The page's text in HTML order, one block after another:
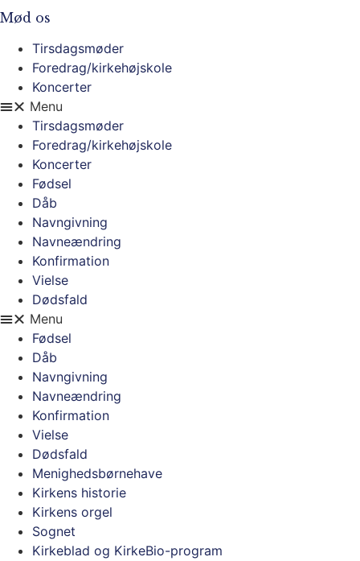
Mød os
Tirsdagsmøder
Foredrag/kirkehøjskole
Koncerter
Menu
Tirsdagsmøder
Foredrag/kirkehøjskole
Koncerter
Fødsel
Dåb
Navngivning
Navneændring
Konfirmation
Vielse
Dødsfald
Menu
Fødsel
Dåb
Navngivning
Navneændring
Konfirmation
Vielse
Dødsfald
Menighedsbørnehave
Kirkens historie
Kirkens orgel
Sognet
Kirkeblad og KirkeBio-program